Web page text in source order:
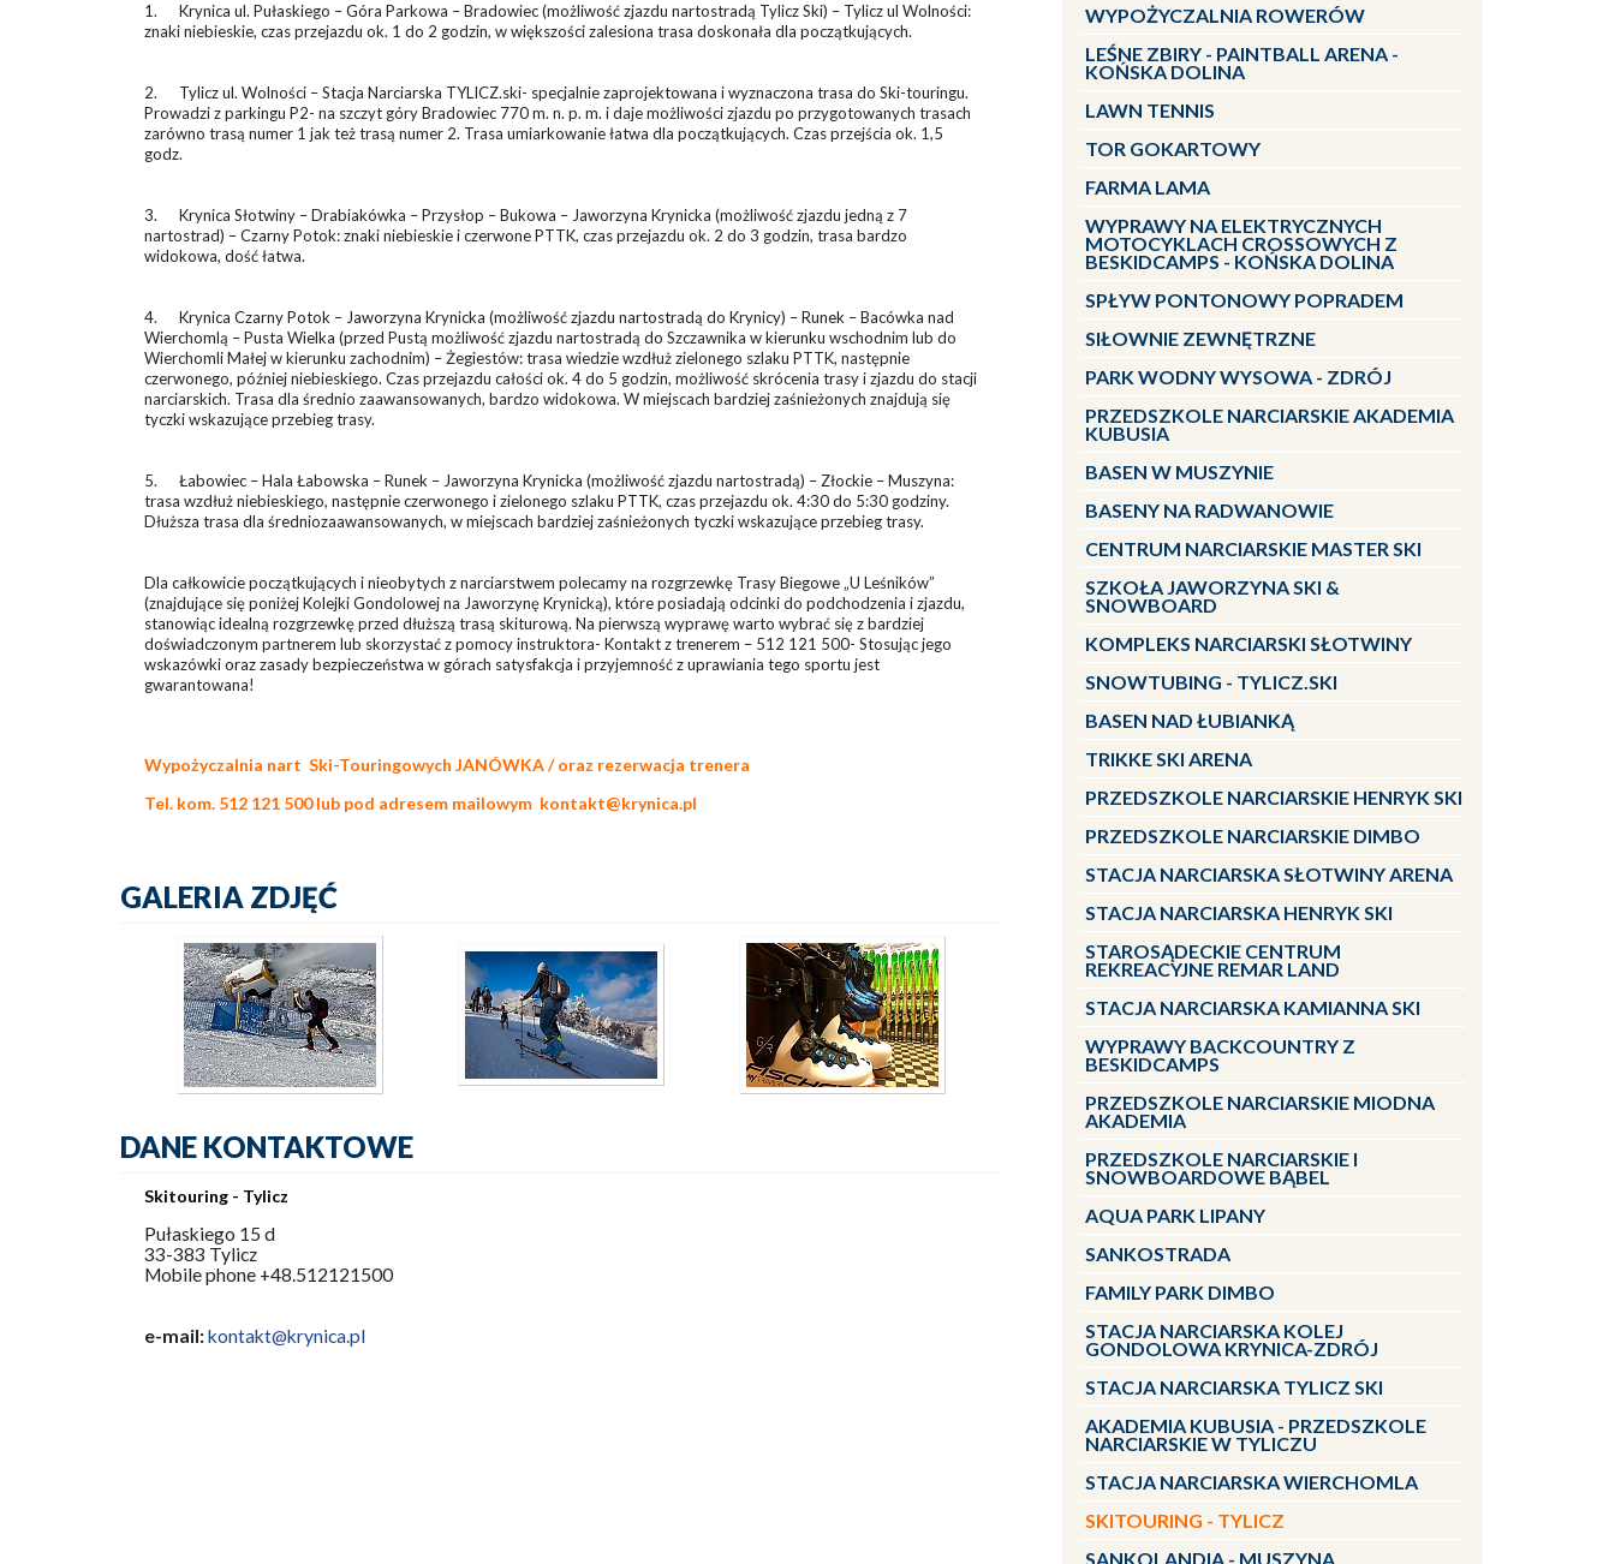
1. Krynica ul. Pułaskiego – Góra Parkowa – Bradowiec (możliwość zjazdu nartostradą Tylicz Ski) – Tylicz ul Wolności:
znaki niebieskie, czas przejazdu ok. 1 do 2 godzin, w większości zalesiona trasa doskonała dla początkujących.
2. Tylicz ul. Wolności – Stacja Narciarska TYLICZ.ski- specjalnie zaprojektowana i wyznaczona trasa do Ski-touringu.
Prowadzi z parkingu P2- na szczyt góry Bradowiec 770 m. n. p. m. i daje możliwości zjazdu po przygotowanych trasach
zarówno trasą numer 1 jak też trasą numer 2. Trasa umiarkowanie łatwa dla początkujących. Czas przejścia ok. 1,5
godz.
3. Krynica Słotwiny – Drabiakówka – Przysłop – Bukowa – Jaworzyna Krynicka (możliwość zjazdu jedną z 7
nartostrad) – Czarny Potok: znaki niebieskie i czerwone PTTK, czas przejazdu ok. 2 do 3 godzin, trasa bardzo
widokowa, dość łatwa.
4. Krynica Czarny Potok – Jaworzyna Krynicka (możliwość zjazdu nartostradą do Krynicy) – Runek – Bacówka nad
Wierchomlą – Pusta Wielka (przed Pustą możliwość zjazdu nartostradą do Szczawnika w kierunku wschodnim lub do
Wierchomli Małej w kierunku zachodnim) – Żegiestów: trasa wiedzie wzdłuż zielonego szlaku PTTK, następnie
czerwonego, później niebieskiego. Czas przejazdu całości ok. 4 do 5 godzin, możliwość skrócenia trasy i zjazdu do stacji
narciarskich. Trasa dla średnio zaawansowanych, bardzo widokowa. W miejscach bardziej zaśnieżonych znajdują się
tyczki wskazujące przebieg trasy.
5. Łabowiec – Hala Łabowska – Runek – Jaworzyna Krynicka (możliwość zjazdu nartostradą) – Złockie – Muszyna:
trasa wzdłuż niebieskiego, następnie czerwonego i zielonego szlaku PTTK, czas przejazdu ok. 4:30 do 5:30 godziny.
Dłuższa trasa dla średniozaawansowanych, w miejscach bardziej zaśnieżonych tyczki wskazujące przebieg trasy.
Dla całkowicie początkujących i nieobytych z narciarstwem polecamy na rozgrzewkę Trasy Biegowe „U Leśników”
(znajdujące się poniżej Kolejki Gondolowej na Jaworzynę Krynicką), które posiadają odcinki do podchodzenia i zjazdu,
stanowiąc idealną rozgrzewkę przed dłuższą trasą skiturową. Na pierwszą wyprawę warto wybrać się z bardziej
doświadczonym partnerem lub skorzystać z pomocy instruktora- Kontakt z trenerem – 512 121 500- Stosując jego
wskazówki oraz zasady bezpieczeństwa w górach satysfakcja i przyjemność z uprawiania tego sportu jest
gwarantowana!
Wypożyczalnia nart Ski-Touringowych JANÓWKA / oraz rezerwacja trenera
Tel. kom. 512 121 500 lub pod adresem mailowym kontakt@krynica.pl
GALERIA ZDJĘĆ
DANE KONTAKTOWE
Skitouring - Tylicz
Pułaskiego 15 d
33-383 Tylicz
Mobile phone +48.512121500
e-mail:kontakt@krynica.pl
WYPOŻYCZALNIA ROWERÓW
LEŚNE ZBIRY - PAINTBALL ARENA -
KOŃSKA DOLINA
LAWN TENNIS
TOR GOKARTOWY
FARMA LAMA
WYPRAWY NA ELEKTRYCZNYCH
MOTOCYKLACH CROSSOWYCH Z
BESKIDCAMPS - KOŃSKA DOLINA
SPŁYW PONTONOWY POPRADEM
SIŁOWNIE ZEWNĘTRZNE
PARK WODNY WYSOWA - ZDRÓJ
PRZEDSZKOLE NARCIARSKIE AKADEMIA
KUBUSIA
BASEN W MUSZYNIE
BASENY NA RADWANOWIE
CENTRUM NARCIARSKIE MASTER SKI
SZKOŁA JAWORZYNA SKI &
SNOWBOARD
KOMPLEKS NARCIARSKI SŁOTWINY
SNOWTUBING - TYLICZ.SKI
BASEN NAD ŁUBIANKĄ
TRIKKE SKI ARENA
PRZEDSZKOLE NARCIARSKIE HENRYK SKI
PRZEDSZKOLE NARCIARSKIE DIMBO
STACJA NARCIARSKA SŁOTWINY ARENA
STACJA NARCIARSKA HENRYK SKI
STAROSĄDECKIE CENTRUM
REKREACYJNE REMAR LAND
STACJA NARCIARSKA KAMIANNA SKI
WYPRAWY BACKCOUNTRY Z
BESKIDCAMPS
PRZEDSZKOLE NARCIARSKIE MIODNA
AKADEMIA
PRZEDSZKOLE NARCIARSKIE I
SNOWBOARDOWE BĄBEL
AQUA PARK LIPANY
SANKOSTRADA
FAMILY PARK DIMBO
STACJA NARCIARSKA KOLEJ
GONDOLOWA KRYNICA-ZDRÓJ
STACJA NARCIARSKA TYLICZ SKI
AKADEMIA KUBUSIA - PRZEDSZKOLE
NARCIARSKIE W TYLICZU
STACJA NARCIARSKA WIERCHOMLA
SKITOURING - TYLICZ
SANKOLANDIA - MUSZYNA